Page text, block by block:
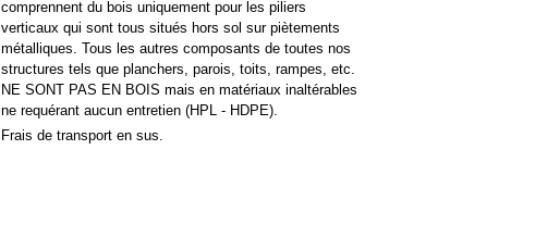
comprennent du bois uniquement pour les piliers
verticaux qui sont tous situés hors sol sur piètements
métalliques. Tous les autres composants de toutes nos
structures tels que planchers, parois, toits, rampes, etc.
NE SONT PAS EN BOIS mais en matériaux inaltérables
ne requérant aucun entretien (HPL - HDPE).
Frais de transport en sus.